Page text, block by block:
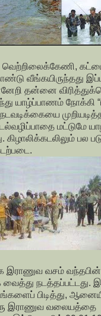
வீங்கயிருந்தது
தன்னை
யாழ்ப்பாணம் நோக்கி
மட்டுமே
கிழாலிக்கடலிலும் பல
இராணுவ வசம் வந்தபின்
நடத்தப்பட்டது.
பிடித்து,
இராணுவ வலையத்தை